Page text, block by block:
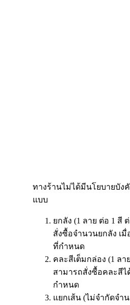
ทางร้านไม่ได้มีนโยบายบัง
แบบ
ยกลัง (1 ลาย ต่อ 1 สี
สั่งซื้อจำนวนยกลัง เ
ที่กำหนด
คละสีเต็มกล่อง (1 ล
สามารถสั่งซื้อคละสีไ
กำหนด
แยกเส้น (ไม่จำกัดจำ